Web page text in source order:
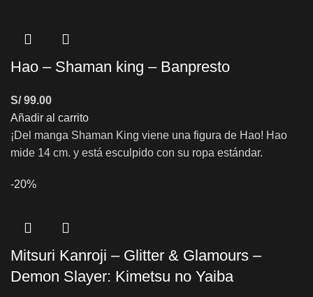
Hao – Shaman king – Banpresto
S/99.00
Añadir al carrito
¡Del manga Shaman King viene una figura de Hao! Hao
mide 14 cm. y está esculpido con su ropa estándar.
-20%
Mitsuri Kanroji – Glitter & Glamours –
Demon Slayer: Kimetsu no Yaiba